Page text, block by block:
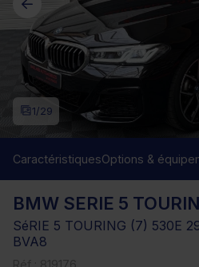
BMW SERIE 5
SéRIE 5 TOURING (7) 530E
BVA8
1/29
CaractéristiquesOptions &